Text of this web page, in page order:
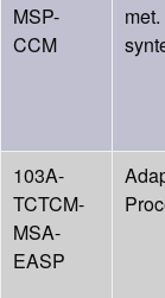
MSP-
CCM
103A-
TCTCM-
MSA-
EASP